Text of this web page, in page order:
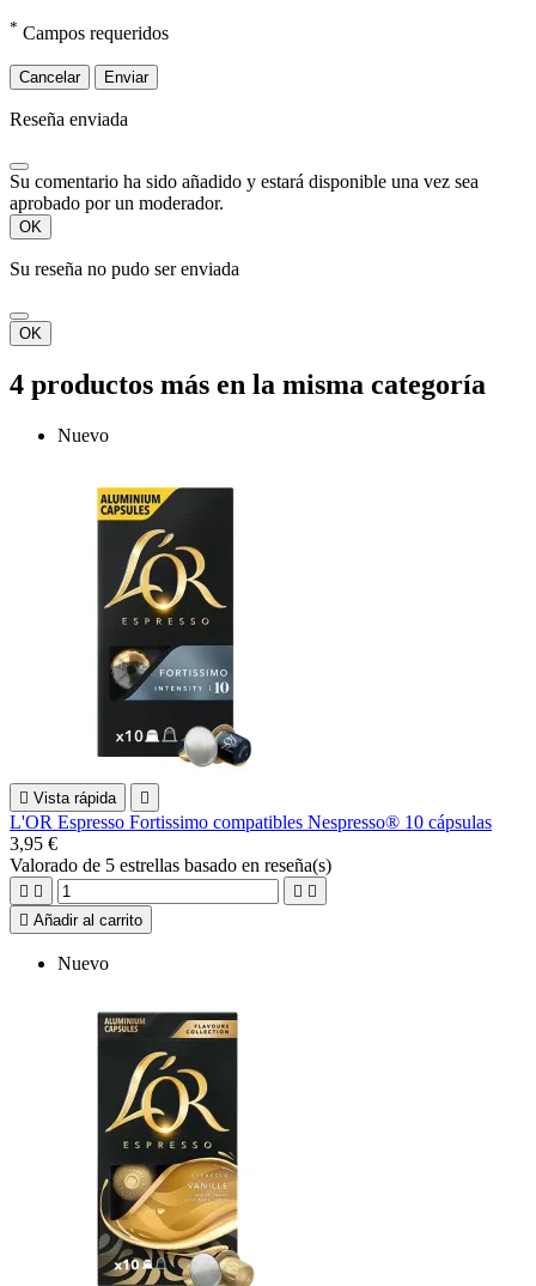
* Campos requeridos
Cancelar Enviar
Reseña enviada
Su comentario ha sido añadido y estará disponible una vez sea
aprobado por un moderador.
OK
Su reseña no pudo ser enviada
OK
4 productos más en la misma categoría
Nuevo
 Vista rápida 
L'OR Espresso Fortissimo compatibles Nespresso® 10 cápsulas
3,95 €
Valorado de 5 estrellas basado en reseña(s)
   
 Añadir al carrito
Nuevo